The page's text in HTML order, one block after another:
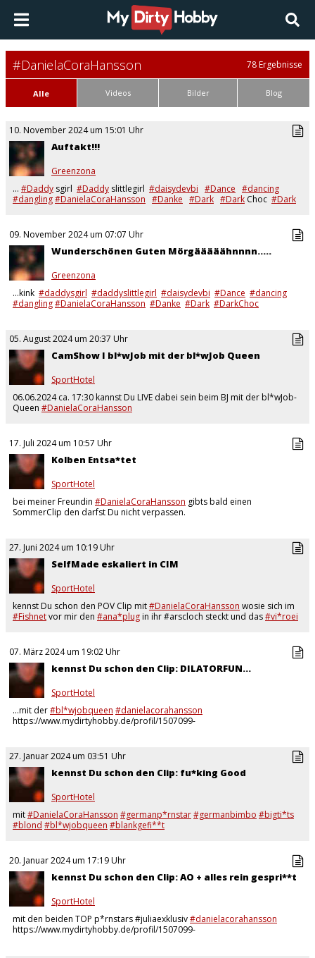
#DanielaCoraHansson 78 Ergebnisse
Alle Videos Bilder Blog
10. November 2024 um 15:01 Uhr
Auftakt!!!
Greenzona
… #Daddy sgirl #Daddy slittlegirl #daisydevbi #Dance #dancing
#dangling#DanielaCoraHansson #Danke #Dark #Dark Choc #Dark
09. November 2024 um 07:07 Uhr
Wunderschönen Guten Mörgääääähnnnn.....
Greenzona
…kink #daddysgirl #daddyslittlegirl #daisydevbi #Dance #dancing
#dangling#DanielaCoraHansson #Danke #Dark #DarkChoc
05. August 2024 um 20:37 Uhr
CamShow I bl*wJob mit der bl*wJob Queen
SportHotel
06.06.2024 ca. 17:30 kannst Du LIVE dabei sein beim BJ mit der bl*wJob-
Queen #DanielaCoraHansson
17. Juli 2024 um 10:57 Uhr
Kolben Entsa*tet
SportHotel
bei meiner Freundin #DanielaCoraHansson gibts bald einen
SommerClip den darfst Du nicht verpassen.
27. Juni 2024 um 10:19 Uhr
SelfMade eskaliert in CIM
SportHotel
kennst Du schon den POV Clip mit#DanielaCoraHansson wosie sich im
#Fishnetvor mir den #ana*plug in ihr #arscloch steckt und das#vi*roei
07. März 2024 um 19:02 Uhr
kennst Du schon den Clip: DILATORFUN...
SportHotel
...mit der#bl*wjobqueen #danielacorahansson
https://www.mydirtyhobby.de/profil/1507099-
27. Januar 2024 um 03:51 Uhr
kennst Du schon den Clip: fu*king Good
SportHotel
mit#DanielaCoraHansson #germanp*rnstar#germanbimbo #bigti*ts
#blond #bl*wjobqueen #blankgefi**t
20. Januar 2024 um 17:19 Uhr
kennst Du schon den Clip: AO + alles rein gespri**t
SportHotel
mit den beiden TOP p*rnstars #juliaexklusiv#danielacorahansson
https://www.mydirtyhobby.de/profil/1507099-